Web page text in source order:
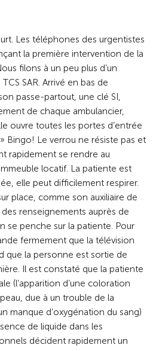
Les téléphones des urgentistes
la première intervention de la
filons à un peu plus d’un
SAR. Arrivé en bas de
passe-­partout, une clé SI,
de chaque ambulancier,
ouvre toutes les portes d’entrée
Bingo! Le ­verrou ne résiste pas et
rapidement se rendre au
locatif. La patiente est
elle peut difficilement respirer.
place, comme son auxiliaire de
renseignements auprès de
se penche sur la patiente. Pour
fermement que la télévision
que la personne est sortie de
Il est constaté que la patiente
(l’apparition d’une coloration
due à un trouble de la
manque d’oxygénation du sang)
de liquide dans les
décident rapidement un